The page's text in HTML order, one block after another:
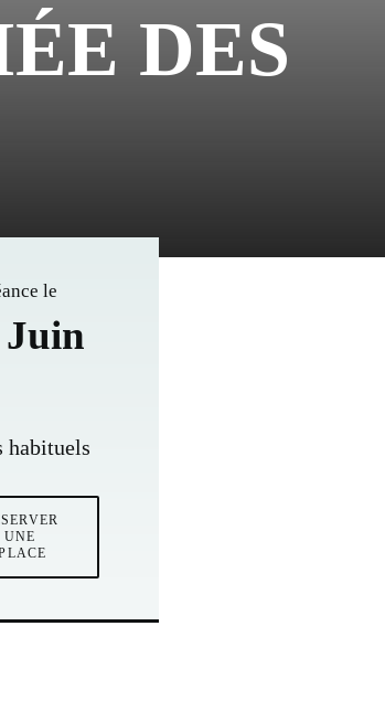
DES
le
Juin
habituels
UNE